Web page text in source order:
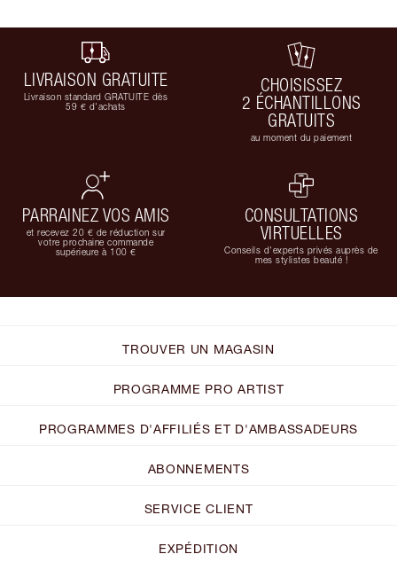
LIVRAISON GRATUITE
Livraison standard GRATUITE dès
59 € d'achats
CHOISISSEZ
2 ÉCHANTILLONS
GRATUITS
au moment du paiement
PARRAINEZ VOS AMIS
et recevez 20 € de réduction sur
votre prochaine commande
supérieure à 100 €
CONSULTATIONS
VIRTUELLES
Conseils d'experts privés auprès de
mes stylistes beauté !
TROUVER UN MAGASIN
PROGRAMME PRO ARTIST
PROGRAMMES D'AFFILIÉS ET D'AMBASSADEURS
ABONNEMENTS
SERVICE CLIENT
EXPÉDITION